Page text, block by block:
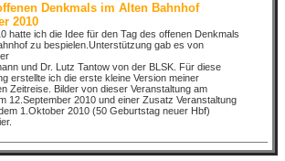
Denkmals im Alten Bahnhof
2010
hatte ich die Idee für den Tag des offenen Denkmals
zu bespielen.Unterstützung gab es von
und Dr. Lutz Tantow von der BLSK. Für diese
erstellte ich die erste kleine Version meiner
Zeitreise. Bilder von dieser Veranstaltung am
12.September 2010 und einer Zusatz Veranstaltung
1.Oktober 2010 (50 Geburtstag neuer Hbf)